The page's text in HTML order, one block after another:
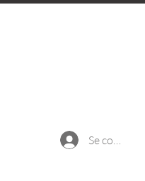
Se connecter